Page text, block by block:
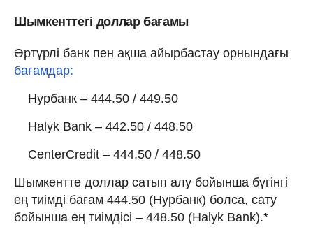
Шымкенттегі доллар бағамы
Әртүрлі банк пен ақша айырбастау орнындағы
бағамдар:
Нурбанк – 444.50 / 449.50
Halyk Bank – 442.50 / 448.50
CenterCredit – 444.50 / 448.50
Шымкентте доллар сатып алу бойынша бүгінгі
ең тиімді бағам 444.50 (Нурбанк) болса, сату
бойынша ең тиімдісі – 448.50 (Halyk Bank).*